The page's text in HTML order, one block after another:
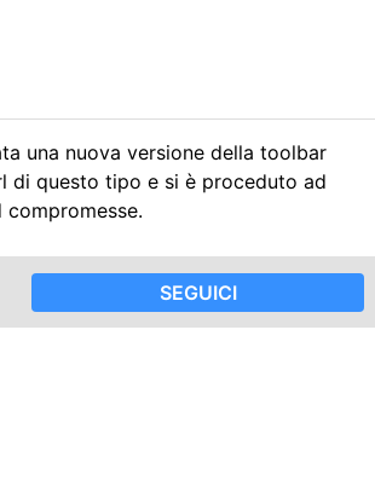
una nuova versione della toolbar
di questo tipo e si è proceduto ad
SEGUICI